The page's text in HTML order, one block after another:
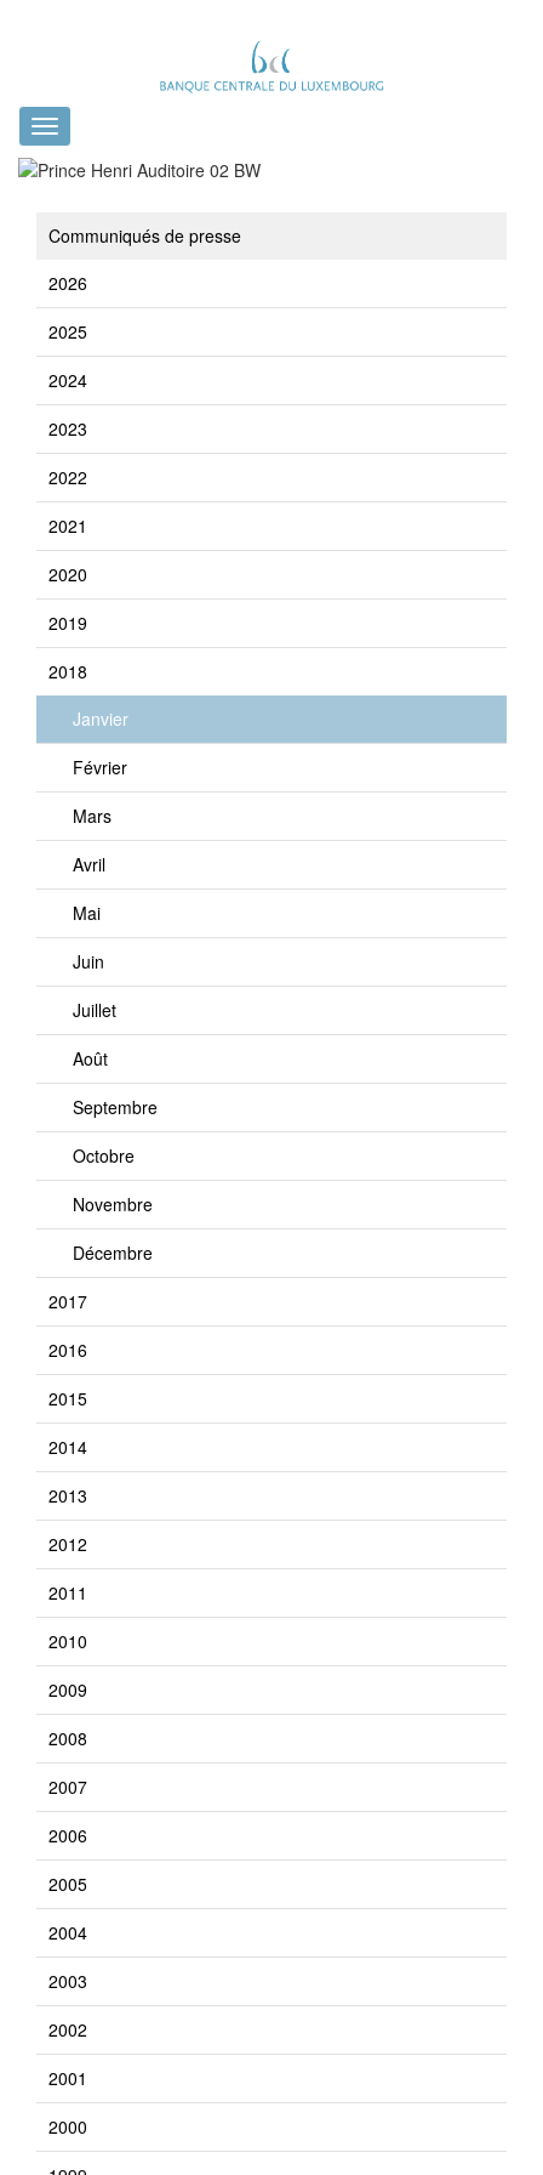
Toggle
navigation
Communiqués de presse
2026
2025
2024
2023
2022
2021
2020
2019
2018
Janvier
Février
Mars
Avril
Mai
Juin
Juillet
Août
Septembre
Octobre
Novembre
Décembre
2017
2016
2015
2014
2013
2012
2011
2010
2009
2008
2007
2006
2005
2004
2003
2002
2001
2000